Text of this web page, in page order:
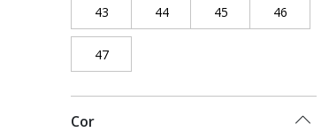
43 Refine by Tamanho do sapato: 43
44Refine by Tamanho do
45 Refine by
46
47Refine by Tamanho do sapato: 47
Cor